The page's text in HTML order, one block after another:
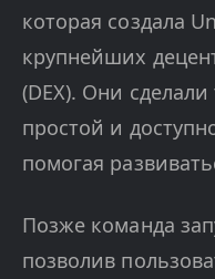
которая создала
крупнейших
(DEX). Они
простой и
помогая
Позже команда
позволив